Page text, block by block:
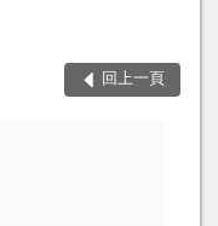
回上一頁